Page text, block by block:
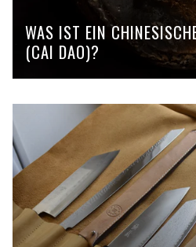
WAS IST EIN
(CAI DAO)?